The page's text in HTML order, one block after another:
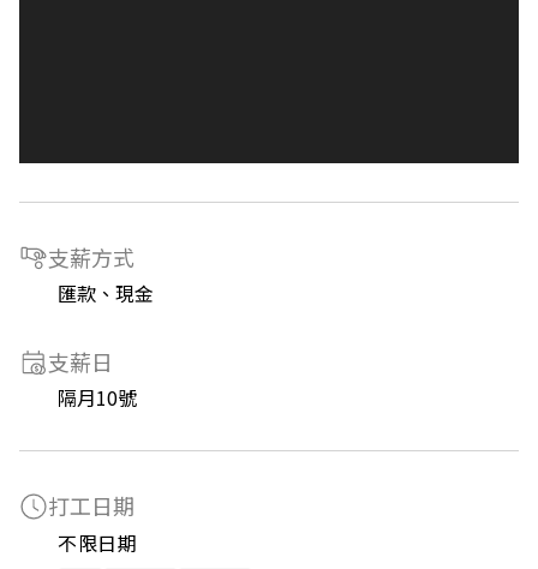
支薪方式
匯款、現金
支薪日
隔月10號
打工日期
不限日期